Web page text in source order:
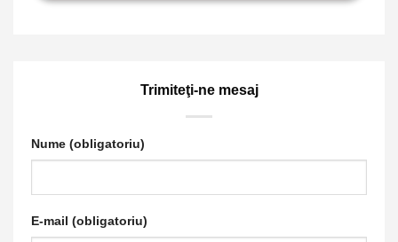
Trimiteţi-ne mesaj
Nume (obligatoriu)
E-mail (obligatoriu)